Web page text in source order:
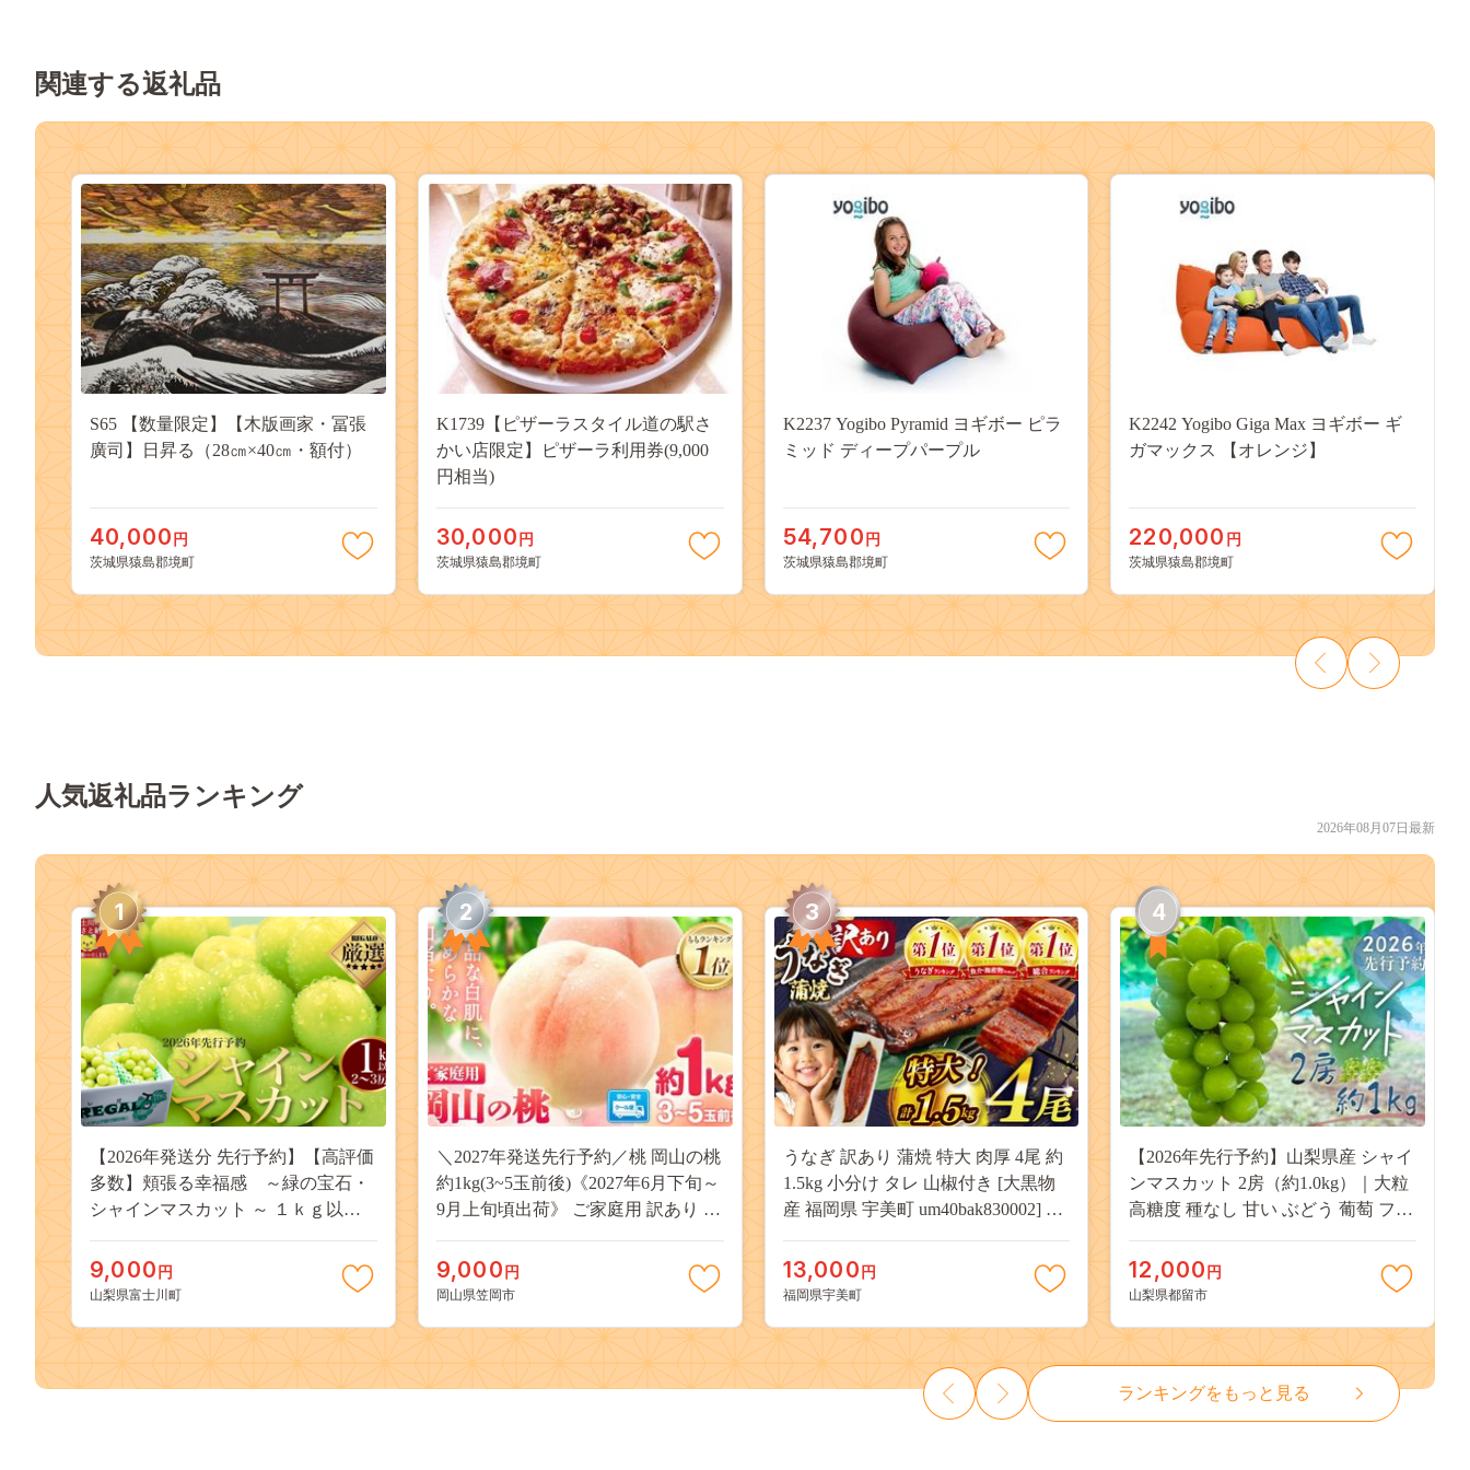
関連する返礼品
S65 【数量限定】【木版画家・冨張
廣司】日昇る（28㎝×40㎝・額付）
40,000 円
茨城県猿島郡境町
K1739【ピザーラスタイル道の駅さ
かい店限定】ピザーラ利用券(9,000
円相当)
30,000 円
茨城県猿島郡境町
K2237 Yogibo Pyramid ヨギボー ピラ
ミッド ディープパープル
54,700 円
茨城県猿島郡境町
K2242 Yogibo Giga Max ヨギボー ギ
ガマックス 【オレンジ】
220,000 円
茨城県猿島郡境町
人気返礼品ランキング
2026年08月07日最新
1
【2026年発送分 先行予約】【高評価
多数】頬張る幸福感 ～緑の宝石・
シャインマスカット ～ １ｋｇ以上
（２～３房） フルーツ 山梨県産 果
物 くだもの シャイン マスカット ぶ
どう ブドウ 葡萄 大粒 種なし 先行予
九千円
9,000 円
山梨県富士川町
2
＼2027年発送先行予約／桃 岡山の桃
約1kg(3~5玉前後)《2027年6月下旬～
9月上旬頃出荷》 ご家庭用 訳あり 白
桃 岡山 はくとう スイーツ フルーツ
果物 デザート 旬 モモ もも 先行予約
送料無料 果物 岡山県 笠岡市 清水白
kasaoka_zsy_419_100---
9,000 円
岡山県笠岡市
3
うなぎ 訳あり 蒲焼 特大 肉厚 4尾 約
1.5kg 小分け タレ 山椒付き [大黒物
産 福岡県 宇美町 um40bak830002] 不
揃い 規格外 家庭用 鰻 ウナギ unagi
うなぎ蒲焼 鰻蒲焼き 蒲焼き かば焼
き 真空パック 個包装 冷凍 13000
13,000 円
福岡県宇美町
4
【2026年先行予約】山梨県産 シャイ
ンマスカット 2房（約1.0kg）｜大粒
高糖度 種なし 甘い ぶどう 葡萄 フル
ーツ 果物 産地直送 贈答用 送料無料
JX003
12,000 円
山梨県都留市
ランキングをもっと見る